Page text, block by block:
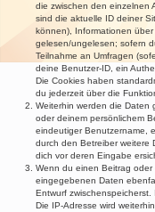
die zwischen den einzelnen
sind die aktuelle ID deiner
können), Informationen
gelesen/ungelesen; sofern
Teilnahme an Umfragen
deine Benutzer-ID, ein
Die Cookies haben
du jederzeit über die
Weiterhin werden die Daten
oder deinem persönlichem
eindeutiger Benutzername,
durch den Betreiber weitere
dich vor deren Eingabe
Wenn du einen Beitrag
eingegebenen Daten
Entwurf
Die IP-Adresse wird